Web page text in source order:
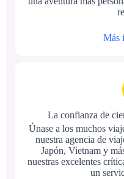
Más
La confianza de
Únase a los muchos
nuestra agencia de
Japón, Vietnam y
nuestras excelentes
un